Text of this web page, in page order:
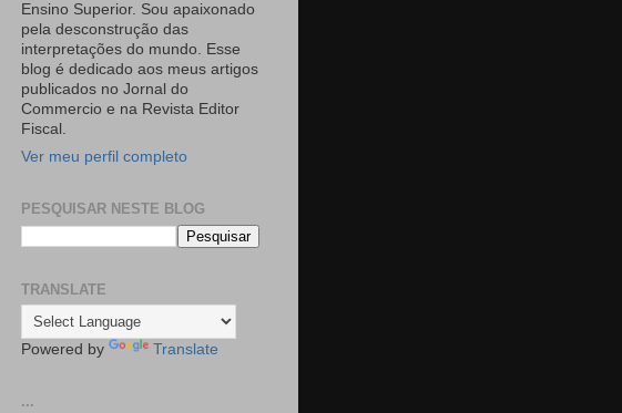
Ensino Superior. Sou apaixonado
pela desconstrução das
interpretações do mundo. Esse
blog é dedicado aos meus artigos
publicados no Jornal do
Commercio e na Revista Editor
Fiscal.
Ver meu perfil completo
PESQUISAR NESTE BLOG
TRANSLATE
Powered by Translate
...